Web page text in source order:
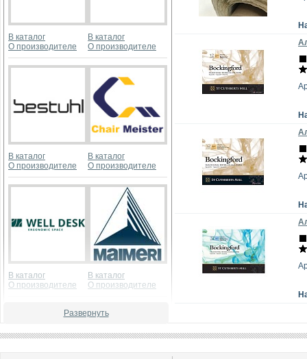
В каталог
О производителе
В каталог
О производителе
В каталог
О производителе
В каталог
О производителе
В каталог
О производителе
В каталог
О производителе
Развернуть